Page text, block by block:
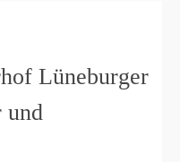
Lüneburger
und